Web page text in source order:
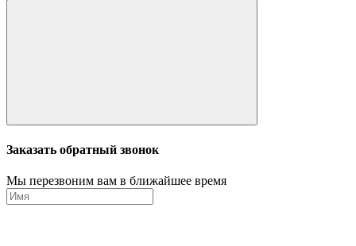
Заказать обратный звонок
Мы перезвоним вам в ближайшее время